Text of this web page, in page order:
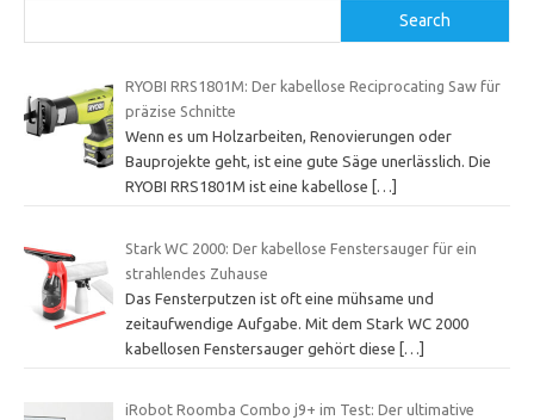
Search
RYOBI RRS1801M: Der kabellose Reciprocating Saw für
präzise Schnitte
Wenn es um Holzarbeiten, Renovierungen oder
Bauprojekte geht, ist eine gute Säge unerlässlich. Die
RYOBI RRS1801M ist eine kabellose
[…]
Stark WC 2000: Der kabellose Fenstersauger für ein
strahlendes Zuhause
Das Fensterputzen ist oft eine mühsame und
zeitaufwendige Aufgabe. Mit dem Stark WC 2000
kabellosen Fenstersauger gehört diese […]
iRobot Roomba Combo j9+ im Test: Der ultimative